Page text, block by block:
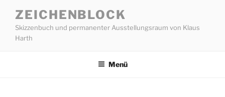
Inhalt
springen
ZEICHENBLOCK
Skizzenbuch und permanenter Ausstellungsraum von Klaus
Harth
Menü